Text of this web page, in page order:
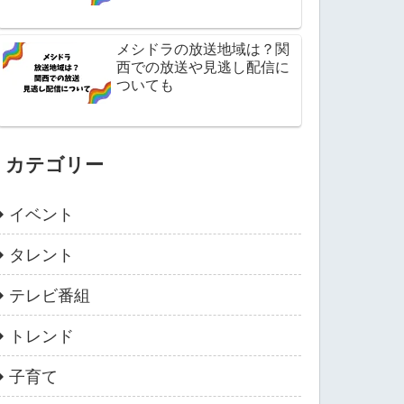
メシドラの放送地域は？関
西での放送や見逃し配信に
ついても
カテゴリー
イベント
タレント
テレビ番組
トレンド
子育て